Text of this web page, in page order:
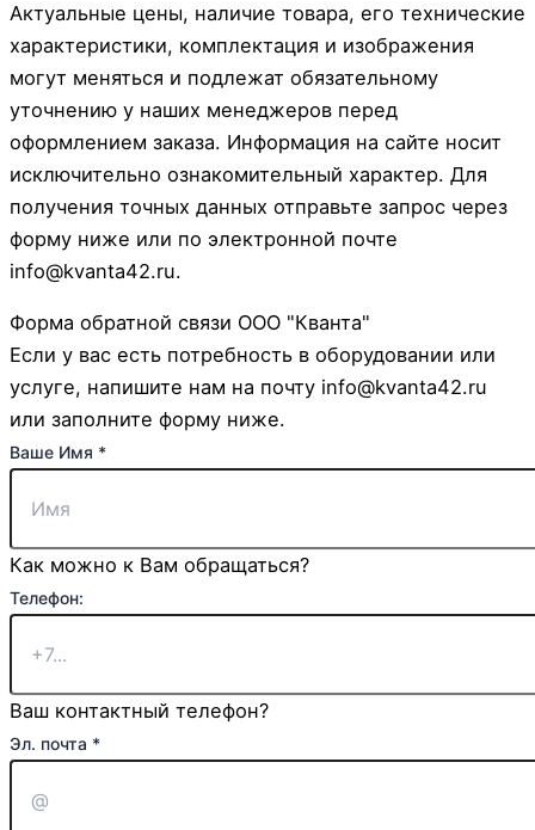
Актуальные цены, наличие товара, его технические
характеристики, комплектация и изображения
могут меняться и подлежат обязательному
уточнению у наших менеджеров перед
оформлением заказа. Информация на сайте носит
исключительно ознакомительный характер. Для
получения точных данных отправьте запрос через
форму ниже или по электронной почте
info@kvanta42.ru.
Форма обратной связи ООО "Кванта"
Если у вас есть потребность в оборудовании или
услуге, напишите нам на почту info@kvanta42.ru
или заполните форму ниже.
Ваше Имя *
Как можно к Вам обращаться?
Телефон:
Ваш контактный телефон?
или
Ваше
Эл. почта *